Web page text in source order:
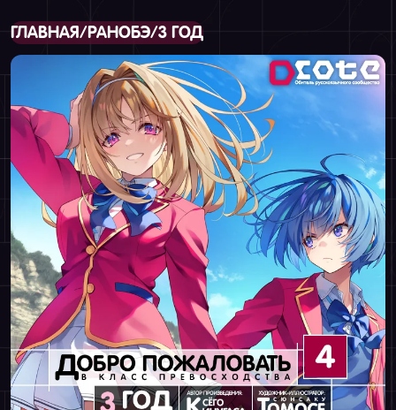
ГЛАВНАЯ/РАНОБЭ/3 ГОД